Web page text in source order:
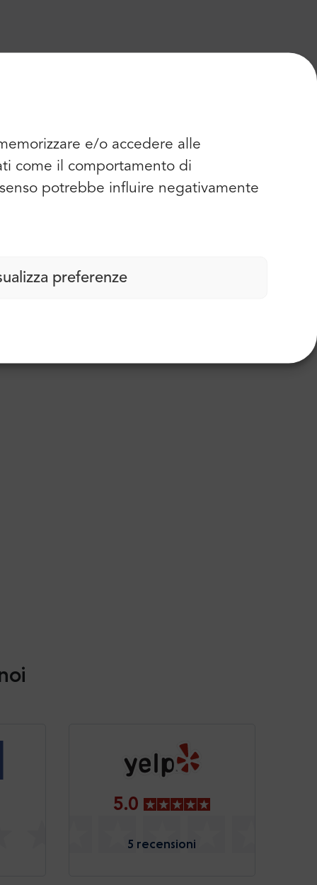
e/o accedere alle
come il comportamento di
potrebbe influire negativamente
preferenze
5.0
5 recensioni